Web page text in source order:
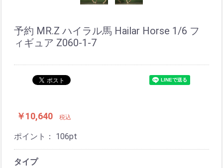
予約 MR.Z ハイラル馬 Hailar Horse 1/6 フ
ィギュア Z060-1-7
￥10,640 税込
ポイント： 106pt
タイプ